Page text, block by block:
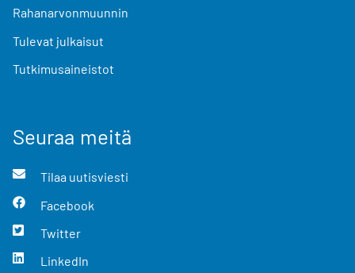
Rahanarvonmuunnin
Tulevat julkaisut
Tutkimusaineistot
Seuraa meitä
Tilaa uutisviesti
Facebook
Twitter
LinkedIn